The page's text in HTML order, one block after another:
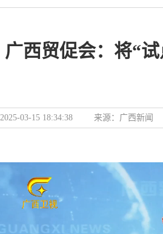
广西贸促会：将“
2025-03-15 18:34:38 来源： 广西新闻